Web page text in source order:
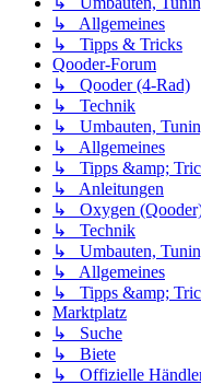
↳ Allgemeines
↳ Tipps & Tricks
Qooder-Forum
↳ Qooder (4-Rad)
↳ Technik
↳ Umbauten,
↳ Allgemeines
↳ Tipps &amp;
↳ Anleitungen
↳ Oxygen
↳ Technik
↳ Umbauten,
↳ Allgemeines
↳ Tipps &amp;
Marktplatz
↳ Suche
↳ Biete
↳ Offizielle